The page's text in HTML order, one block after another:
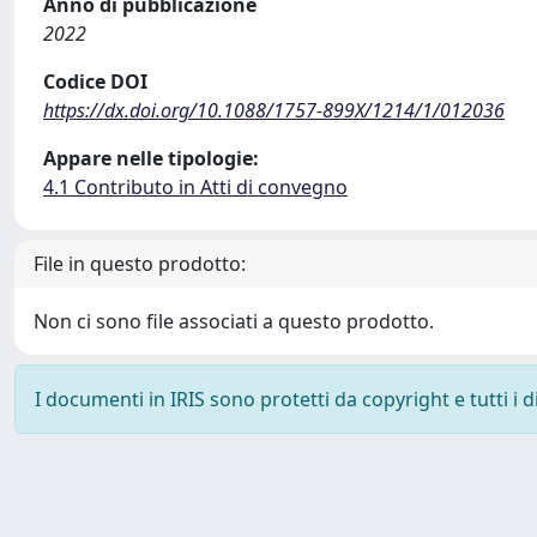
2022
Codice DOI
https://dx.doi.org/10.1088/1757-899X/1214/1/012036
Appare nelle tipologie:
4.1 Contributo in Atti di convegno
File in questo prodotto:
Non ci sono file associati a questo prodotto.
I documenti in IRIS sono protetti da copyright e tutti i